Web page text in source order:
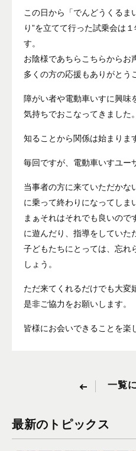
この日から「でんどうくるま
り”を立てて行った試乗会は
す。
お陰様であちらこちらからお
多くの方の応援もありがとう
障がい者や電動車いすに興味
気持ちでおこなってきました。
知ることから関係は始まりま
毎回ですが、電動車いすユー
当事者の方に来ていただかな
に乗って終わりになってしま
まぁそれはそれでも良いので
に遊んだり、指導をしていた
子どもたちにとっては、忘れ
しょう。
ただ来てくれるだけでも大変
是非ご協力をお願いします。
皆様にお会いできることを楽
一覧
最新のトピックス